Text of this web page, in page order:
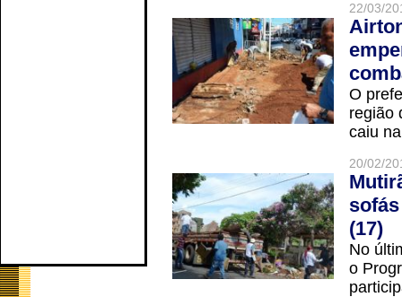
22/03/
O
região
caiu
20/02/
(17)
No
o